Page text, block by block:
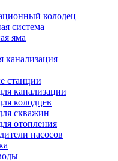
колодец
система
яма
канализация
станции
канализации
колодцев
скважин
отопления
насосов